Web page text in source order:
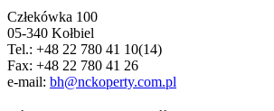
Człekówka 100
05-340 Kołbiel
Tel.: +48 22 780 41 10(14)
Fax: +48 22 780 41 26
e-mail: bh@nckoperty.com.pl